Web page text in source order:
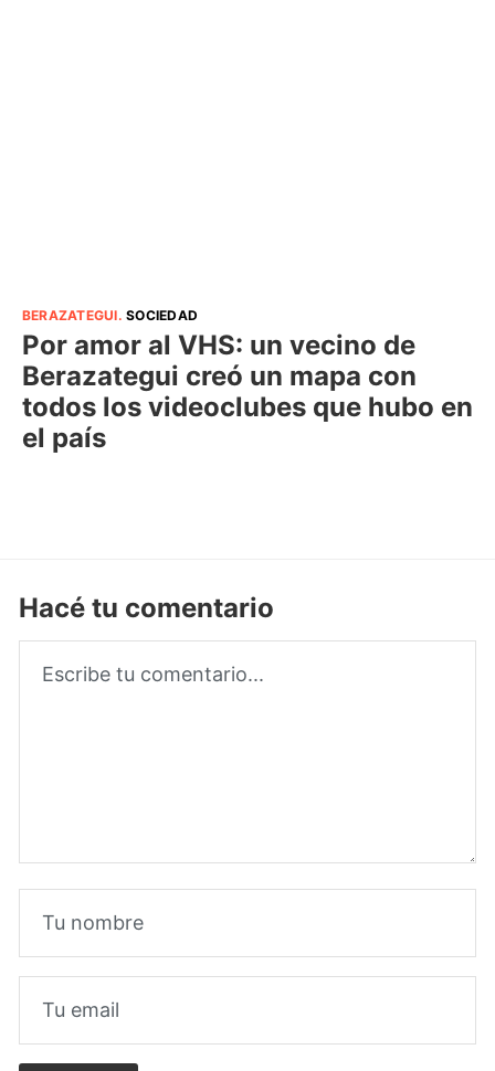
BERAZATEGUI.SOCIEDAD
Por amor al VHS: un vecino de
Berazategui creó un mapa con
todos los videoclubes que hubo en
el país
Hacé tu comentario